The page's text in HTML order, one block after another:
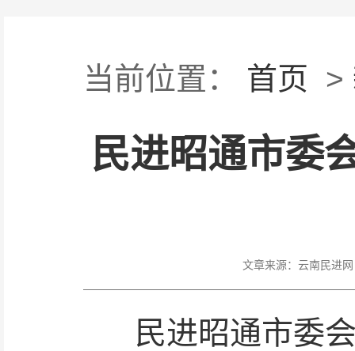
当前位置： 首页 >
民进昭通市委
文章来源： 云南民进网
民进昭通市委